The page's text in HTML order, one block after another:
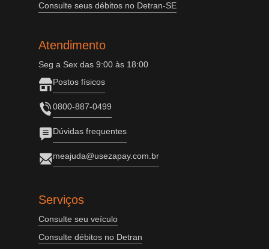
Consulte seus débitos no Detran-SE
Atendimento
Seg a Sex das 9:00 às 18:00
Postos físicos
0800-887-0499
Dúvidas frequentes
meajuda@usezapay.com.br
Serviços
Consulte seu veículo
Consulte débitos no Detran